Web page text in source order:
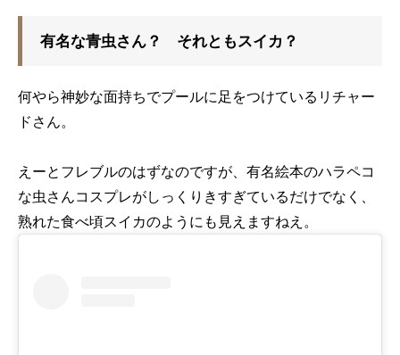
有名な青虫さん？ それともスイカ？
何やら神妙な面持ちでプールに足をつけているリチャー
ドさん。
えーとフレブルのはずなのですが、有名絵本のハラペコ
な虫さんコスプレがしっくりきすぎているだけでなく、
熟れた食べ頃スイカのようにも見えますねえ。